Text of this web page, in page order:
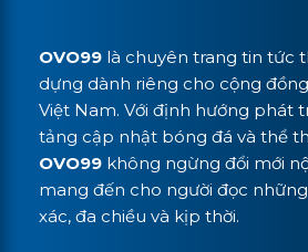
OVO99 là chuyên trang tin tức
dựng dành riêng cho cộng
Việt Nam. Với định hướng phát
tảng cập nhật bóng đá và thể
OVO99 không ngừng đổi mới
mang đến cho người đọc
xác, đa chiều và kịp thời.